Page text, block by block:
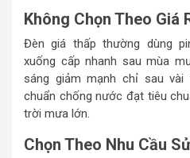
Không Chọn Theo Giá
Đèn giá thấp thường dùng
xuống cấp nhanh sau mùa
sáng giảm mạnh chỉ sau
chuẩn chống nước đạt tiêu
trời mưa lớn.
Chọn Theo Nhu Cầu